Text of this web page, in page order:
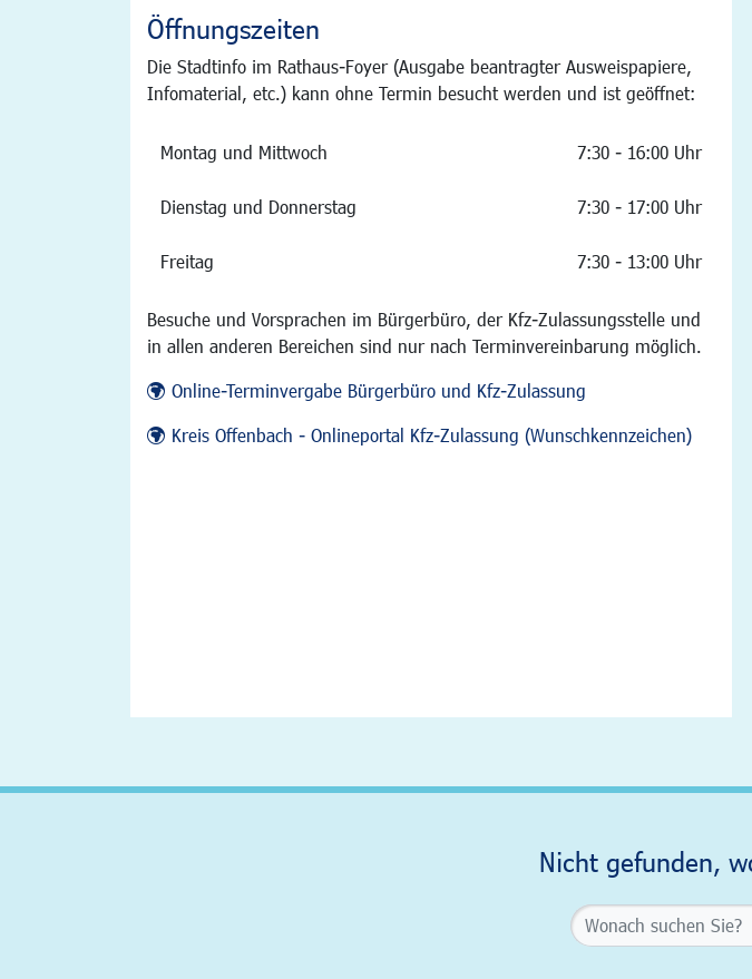
Öffnungszeiten
Die Stadtinfo im Rathaus-Foyer (Ausgabe beantragter Ausweispapiere,
Infomaterial, etc.) kann ohne Termin besucht werden und ist geöffnet:
Montag und Mittwoch 7:30 - 16:00 Uhr
Dienstag und Donnerstag 7:30 - 17:00 Uhr
Freitag 7:30 - 13:00 Uhr
Besuche und Vorsprachen im Bürgerbüro, der Kfz-Zulassungsstelle und
in allen anderen Bereichen sind nur nach Terminvereinbarung möglich.
Online-Terminvergabe Bürgerbüro und Kfz-Zulassung
Kreis Offenbach - Onlineportal Kfz-Zulassung (Wunschkennzeichen)
Nicht gefunden,